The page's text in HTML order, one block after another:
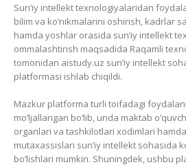
Sun’iy intellekt texnologiyalaridan
bilim va ko‘nikmalarini oshirish, kadrlar
hamda yoshlar orasida sun’iy intellekt
ommalashtirish maqsadida Raqamli
tomonidan aistudy.uz sun’iy intellekt
platformasi ishlab chiqildi.
Mazkur platforma turli toifadagi
mo‘ljallangan bo‘lib, unda maktab
organlari va tashkilotlari xodimlari
mutaxassislari sun’iy intellekt sohasida
bo‘lishlari mumkin. Shuningdek, ushbu